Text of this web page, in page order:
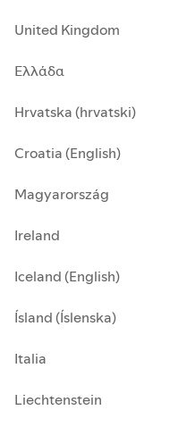
United Kingdom
Ελλάδα
Hrvatska (hrvatski)
Croatia (English)
Magyarország
Ireland
Iceland (English)
Ísland (Íslenska)
Italia
Liechtenstein